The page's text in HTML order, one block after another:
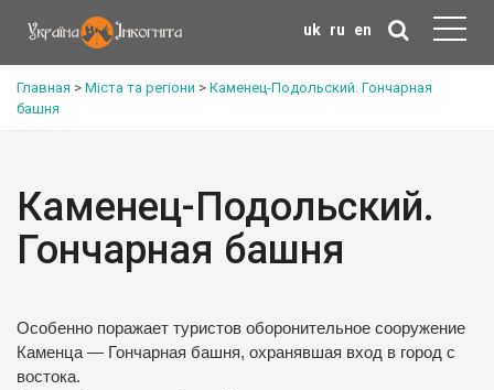
uk ru en
Главная > Міста та регіони > Каменец-Подольский. Гончарная
башня
Каменец-Подольский.
Гончарная башня
Особенно поражает туристов оборонительное сооружение
Каменца — Гончарная башня, охранявшая вход в город с
востока.